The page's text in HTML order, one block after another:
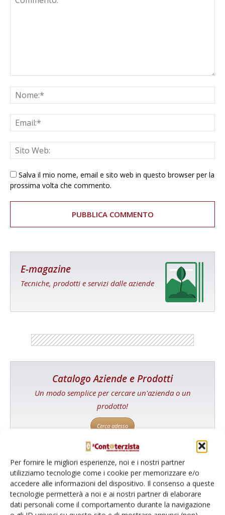
Per fornire le migliori esperienze, noi e i nostri partner
utilizziamo tecnologie come i cookie per memorizzare e/o
accedere alle informazioni del dispositivo. Il consenso a queste
tecnologie permetterà a noi e ai nostri partner di elaborare
dati personali come il comportamento durante la navigazione
Salva il mio nome, email e sito web in questo browser per la
prossima volta che commento.
E-magazine
Tecniche, prodotti e servizi dalle aziende
Catalogo Aziende e Prodotti
Un modo semplice per cercare un'azienda o un
prodotto!
Cerca adesso
L'Esperto risponde
I consigli di Terra e Vita agli agricoltori